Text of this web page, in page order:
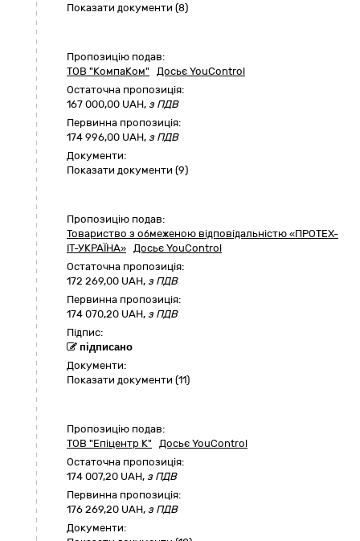
Показати документи (8)
Пропозицію подав:
ТОВ "КомпаКом" Досьє YouControl
Остаточна пропозиція:
167 000,00 UAH, з ПДВ
Первинна пропозиція:
174 996,00 UAH, з ПДВ
Документи:
Показати документи (9)
Пропозицію подав:
Товариство з обмеженою відповідальністю «ПРОТЕХ-
ІТ-УКРАЇНА» Досьє YouControl
Остаточна пропозиція:
172 269,00 UAH, з ПДВ
Первинна пропозиція:
174 070,20 UAH, з ПДВ
Підпис:
підписано
Документи:
Показати документи (11)
Пропозицію подав:
ТОВ "Епіцентр К" Досьє YouControl
Остаточна пропозиція:
174 007,20 UAH, з ПДВ
Первинна пропозиція:
176 269,20 UAH, з ПДВ
Документи: